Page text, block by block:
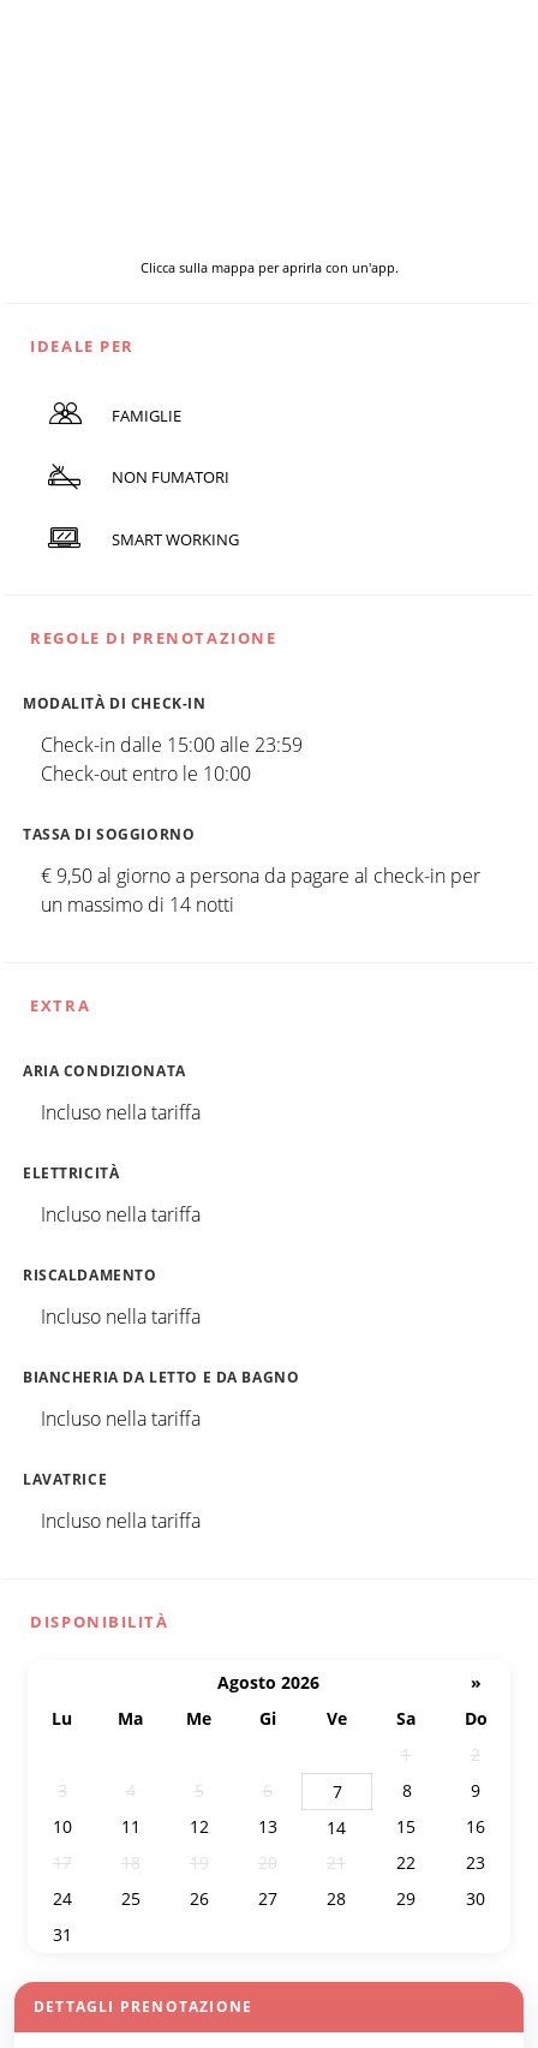
Clicca sulla mappa per aprirla con un'app.
IDEALE PER
FAMIGLIE
NON FUMATORI
SMART WORKING
REGOLE DI PRENOTAZIONE
MODALITÀ DI CHECK-IN
Check-in dalle 15:00 alle 23:59
Check-out entro le 10:00
TASSA DI SOGGIORNO
€ 9,50 al giorno a persona da pagare al check-in per
un massimo di 14 notti
EXTRA
ARIA CONDIZIONATA
Incluso nella tariffa
ELETTRICITÀ
Incluso nella tariffa
RISCALDAMENTO
Incluso nella tariffa
BIANCHERIA DA LETTO E DA BAGNO
Incluso nella tariffa
LAVATRICE
Incluso nella tariffa
DISPONIBILITÀ
Agosto 2026
»
Lu
Ma Me Gi Ve Sa
Do
1
2
3
4 5 6 7 8
9
10
11 12 13 14 15
16
17
18 19 20 21 22
23
24
25 26 27 28 29
30
31
DETTAGLI PRENOTAZIONE